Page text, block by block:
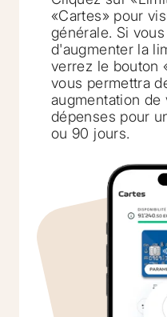
«Cartes» pour
générale. Si
d'augmenter la
verrez le bouton
vous permettra
augmentation
dépenses pour
ou 90 jours.